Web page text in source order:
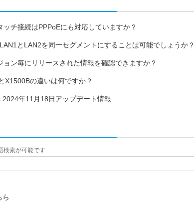
ッチ接続はPPPoEにも対応していますか？
とLAN2を同一セグメントにすることは可能でしょうか？
ョン毎にリリースされた情報を確認できますか？
X1500Bの違いは何ですか？
年11月18日アップデート情報
検索が可能です